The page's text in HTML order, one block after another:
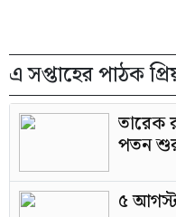
এ সপ্তাহের পাঠক
তারেক
পতন
৫